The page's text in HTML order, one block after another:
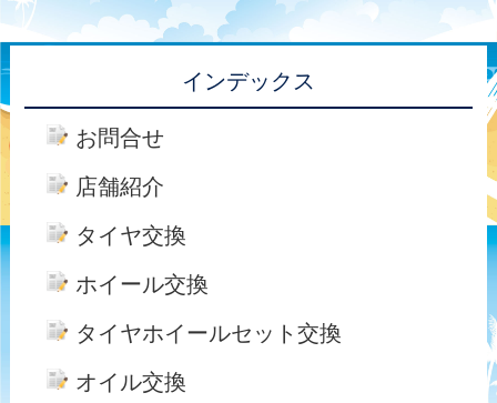
インデックス
お問合せ
店舗紹介
タイヤ交換
ホイール交換
タイヤホイールセット交換
オイル交換